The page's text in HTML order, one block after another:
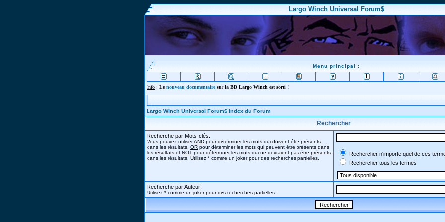
Largo Winch Universal Forum$
Menu principal :
Info : Lenouveau documentairesur la BD Largo Winch est sorti !
Largo Winch Universal Forum$ Index du Forum
Rechercher
Recherche par Mots-clés:
Vous pouvez utiliserAND pour déterminer les mots qui doivent étre présents
dans les résultats, OR pour déterminer les mots qui peuvent étre présents dans
les résultats et NOT pour déterminer les mots qui ne devraient pas étre présents
dans les résultats. Utilisez * comme un joker pour des recherches partielles.
Rechercher n'importe quel de ces
Rechercher tous les termes
Recherche par Auteur:
Utilisez * comme un joker pour des recherches partielles